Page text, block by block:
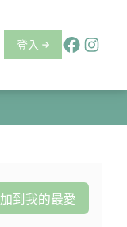
登入
加到我的最愛